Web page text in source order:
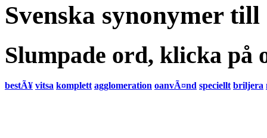
Svenska synonymer
Slumpade ord, klicka på
bestÃ¥ vitsa komplett agglomeration oanvÃ¤nd speciellt briljera